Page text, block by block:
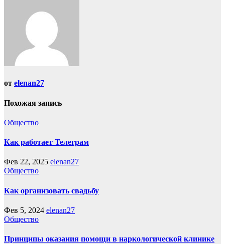
от elenan27
Похожая запись
Общество
Как работает Телеграм
Фев 22, 2025 elenan27
Общество
Как организовать свадьбу
Фев 5, 2024 elenan27
Общество
Принципы оказания помощи в наркологической клинике